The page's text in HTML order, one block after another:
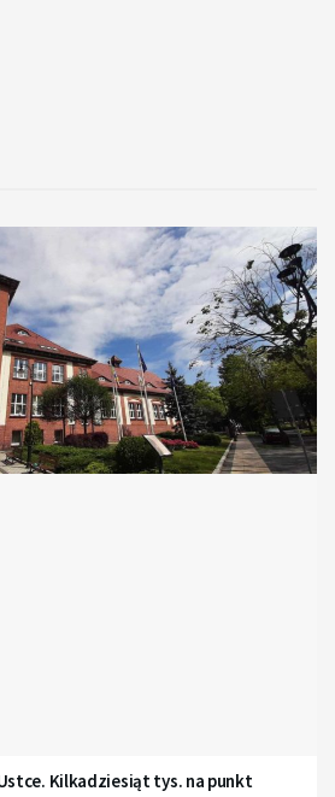
Kilkadziesiąt tys. na punkt